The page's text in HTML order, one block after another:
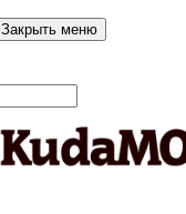
Закрыть меню